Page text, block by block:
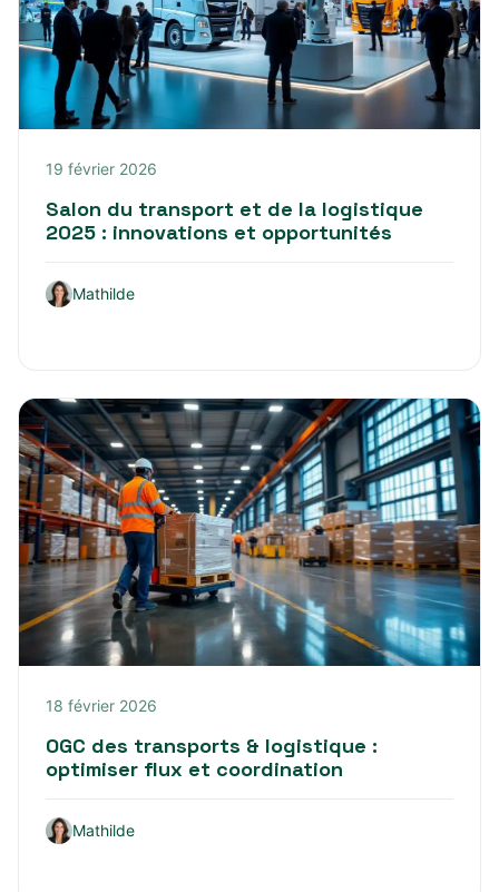
19 février 2026
Salon du transport et de la logistique
2025 : innovations et opportunités
Mathilde
18 février 2026
OGC des transports & logistique :
optimiser flux et coordination
Mathilde